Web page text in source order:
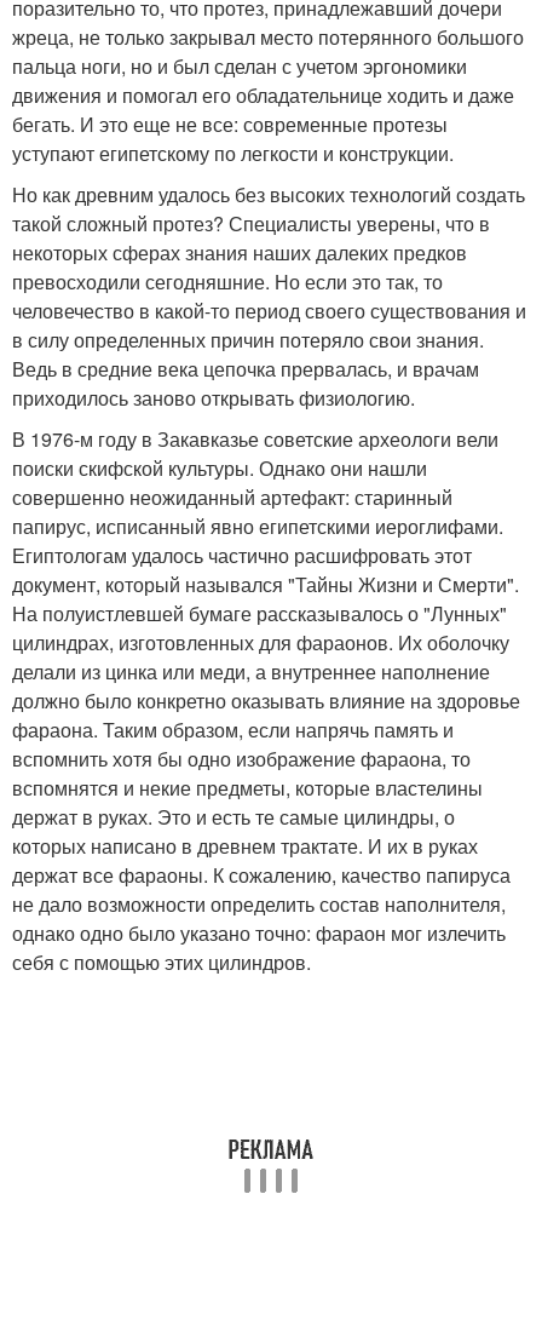
поразительно то, что протез, принадлежавший дочери
жреца, не только закрывал место потерянного большого
пальца ноги, но и был сделан с учетом эргономики
движения и помогал его обладательнице ходить и даже
бегать. И это еще не все: современные протезы
уступают египетскому по легкости и конструкции.
Но как древним удалось без высоких технологий создать
такой сложный протез? Специалисты уверены, что в
некоторых сферах знания наших далеких предков
превосходили сегодняшние. Но если это так, то
человечество в какой-то период своего существования и
в силу определенных причин потеряло свои знания.
Ведь в средние века цепочка прервалась, и врачам
приходилось заново открывать физиологию.
В 1976-м году в Закавказье советские археологи вели
поиски скифской культуры. Однако они нашли
совершенно неожиданный артефакт: старинный
папирус, исписанный явно египетскими иероглифами.
Египтологам удалось частично расшифровать этот
документ, который назывался "Тайны Жизни и Смерти".
На полуистлевшей бумаге рассказывалось о "Лунных"
цилиндрах, изготовленных для фараонов. Их оболочку
делали из цинка или меди, а внутреннее наполнение
должно было конкретно оказывать влияние на здоровье
фараона. Таким образом, если напрячь память и
вспомнить хотя бы одно изображение фараона, то
вспомнятся и некие предметы, которые властелины
держат в руках. Это и есть те самые цилиндры, о
которых написано в древнем трактате. И их в руках
держат все фараоны. К сожалению, качество папируса
не дало возможности определить состав наполнителя,
однако одно было указано точно: фараон мог излечить
себя с помощью этих цилиндров.